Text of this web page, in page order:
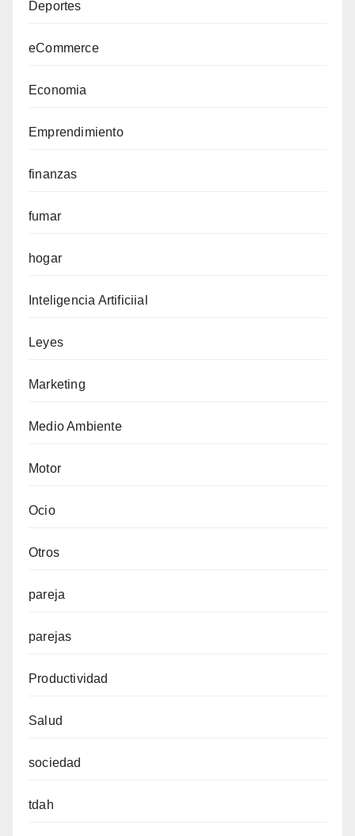
Deportes
eCommerce
Economia
Emprendimiento
finanzas
fumar
hogar
Inteligencia Artificiial
Leyes
Marketing
Medio Ambiente
Motor
Ocio
Otros
pareja
parejas
Productividad
Salud
sociedad
tdah